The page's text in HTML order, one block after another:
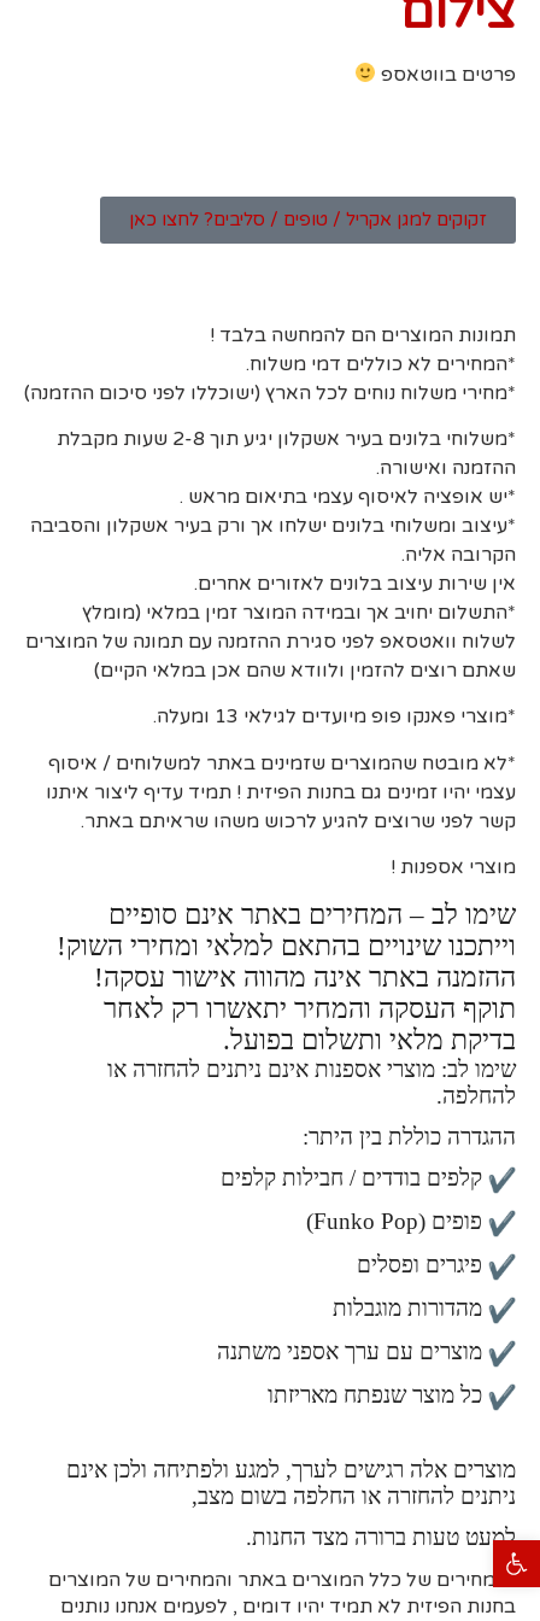
פתח סרגל נגישות
צילום
פרטים בווטאספ
זקוקים למגן אקריל / טופים / סליבים? לחצו כאן
תמונות המוצרים הם להמחשה בלבד !
*המחירים לא כוללים דמי משלוח.
*מחירי משלוח נוחים לכל הארץ (ישוכללו לפני סיכום ההזמנה)
*משלוחי בלונים בעיר אשקלון יגיע תוך 2-8 שעות מקבלת
ההזמנה ואישורה.
*יש אופציה לאיסוף עצמי בתיאום מראש .
*עיצוב ומשלוחי בלונים ישלחו אך ורק בעיר אשקלון והסביבה
הקרובה אליה.
אין שירות עיצוב בלונים לאזורים אחרים.
*התשלום יחויב אך ובמידה המוצר זמין במלאי (מומלץ
לשלוח וואטסאפ לפני סגירת ההזמנה עם תמונה של המוצרים
שאתם רוצים להזמין ולוודא שהם אכן במלאי הקיים)
*מוצרי פאנקו פופ מיועדים לגילאי 13 ומעלה.
*לא מובטח שהמוצרים שזמינים באתר למשלוחים / איסוף
עצמי יהיו זמינים גם בחנות הפיזית ! תמיד עדיף ליצור איתנו
קשר לפני שרוצים להגיע לרכוש משהו שראיתם באתר.
מוצרי אספנות !
שימו לב – המחירים באתר אינם סופיים
וייתכנו שינויים בהתאם למלאי ומחירי השוק!
ההזמנה באתר אינה מהווה אישור עסקה!
תוקף העסקה והמחיר יתאשרו רק לאחר
בדיקת מלאי ותשלום בפועל.
שימו לב: מוצרי אספנות אינם ניתנים להחזרה או
להחלפה.
ההגדרה כוללת בין היתר:
קלפים בודדים / חבילות קלפים
פופים (Funko Pop)
פיגרים ופסלים
מהדורות מוגבלות
מוצרים עם ערך אספני משתנה
כל מוצר שנפתח מאריזתו
מוצרים אלה רגישים לערך, למגע ולפתיחה ולכן אינם
ניתנים להחזרה או החלפה בשום מצב,
למעט טעות ברורה מצד החנות.
*המחירים של כלל המוצרים באתר והמחירים של המוצרים
בחנות הפיזית לא תמיד יהיו דומים , לפעמים אנחנו נותנים